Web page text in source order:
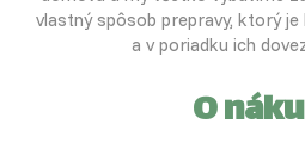
vlastný spôsob prepravy, ktorý
a v poriadku ich
O